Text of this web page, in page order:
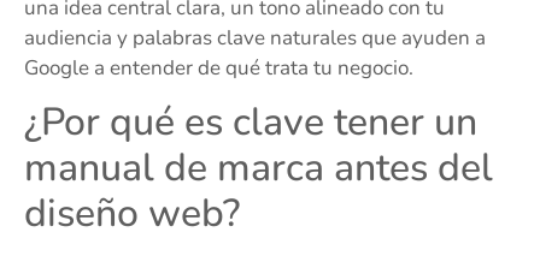
una idea central clara, un tono alineado con tu
audiencia y palabras clave naturales que ayuden a
Google a entender de qué trata tu negocio.
¿Por qué es clave tener un
manual de marca antes del
diseño web?